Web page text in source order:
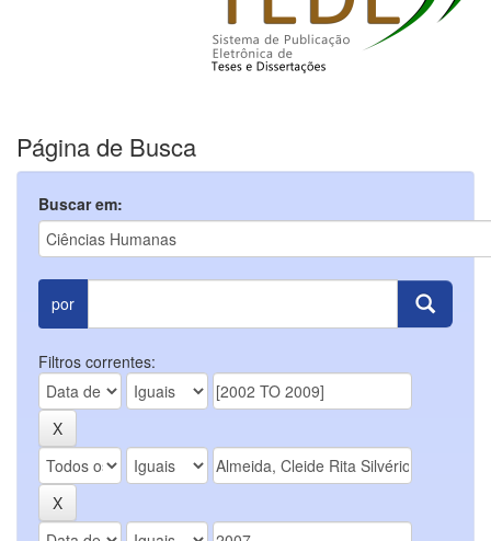
Página de Busca
Buscar em:
por
Filtros correntes: